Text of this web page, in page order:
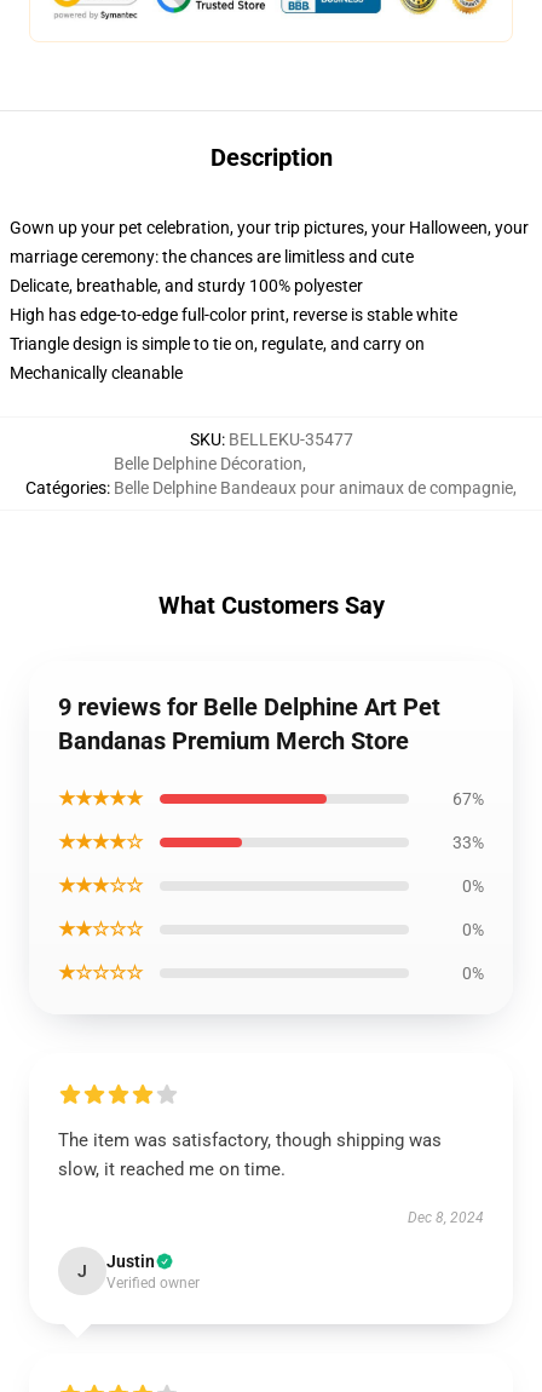
Description
Gown up your pet celebration, your trip pictures, your Halloween, your
marriage ceremony: the chances are limitless and cute
Delicate, breathable, and sturdy 100% polyester
High has edge-to-edge full-color print, reverse is stable white
Triangle design is simple to tie on, regulate, and carry on
Mechanically cleanable
SKU: BELLEKU-35477
Catégories:
Belle Delphine Décoration,
Belle Delphine Bandeaux pour animaux de compagnie,
What Customers Say
9 reviews for Belle Delphine Art Pet
Bandanas Premium Merch Store
★★★★★ 67%
★★★★☆ 33%
★★★☆☆ 0%
★★☆☆☆ 0%
★☆☆☆☆ 0%
The item was satisfactory, though shipping was
slow, it reached me on time.
Dec 8, 2024
J Justin
Verified owner